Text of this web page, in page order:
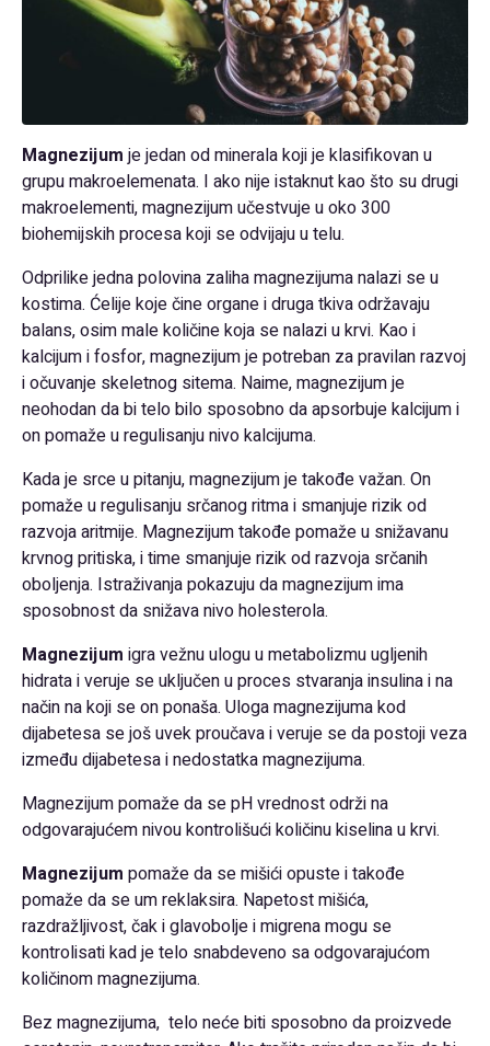
Magnezijumje jedan od minerala koji je klasifikovan u
grupu makroelemenata. I ako nije istaknut kao što su drugi
makroelementi, magnezijum učestvuje u oko 300
biohemijskih procesa koji se odvijaju u telu.
Odprilike jedna polovina zaliha magnezijuma nalazi se u
kostima. Ćelije koje čine organe i druga tkiva održavaju
balans, osim male količine koja se nalazi u krvi. Kao i
kalcijum i fosfor, magnezijum je potreban za pravilan razvoj
i očuvanje skeletnog sitema. Naime, magnezijum je
neohodan da bi telo bilo sposobno da apsorbuje kalcijum i
on pomaže u regulisanju nivo kalcijuma.
Kada je srce u pitanju, magnezijum je takođe važan. On
pomaže u regulisanju srčanog ritma i smanjuje rizik od
razvoja aritmije. Magnezijum takođe pomaže u snižavanu
krvnog pritiska, i time smanjuje rizik od razvoja srčanih
oboljenja. Istraživanja pokazuju da magnezijum ima
sposobnost da snižava nivo holesterola.
Magnezijum igra vežnu ulogu u metabolizmu ugljenih
hidrata i veruje se uključen u proces stvaranja insulina i na
način na koji se on ponaša. Uloga magnezijuma kod
dijabetesa se još uvek proučava i veruje se da postoji veza
između dijabetesa i nedostatka magnezijuma.
Magnezijum pomaže da se pH vrednost održi na
odgovarajućem nivou kontrolišući količinu kiselina u krvi.
Magnezijum pomaže da se mišići opuste i takođe
pomaže da se um reklaksira. Napetost mišića,
razdražljivost, čak i glavobolje i migrena mogu se
kontrolisati kad je telo snabdeveno sa odgovarajućom
količinom magnezijuma.
Bez magnezijuma, telo neće biti sposobno da proizvede